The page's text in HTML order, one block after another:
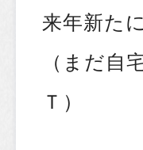
来年新た
（まだ
Ｔ）